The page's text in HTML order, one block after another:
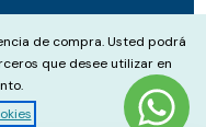
con:
de compra. Usted podrá
que desee utilizar en